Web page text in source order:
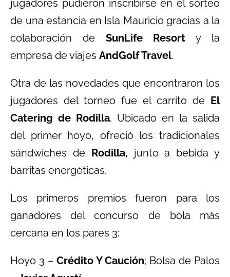
jugadores pudieron inscribirse en el sorteo
de una estancia en Isla Mauricio gracias a la
colaboración de SunLife Resort y la
empresa de viajes AndGolf Travel.
Otra de las novedades que encontraron los
jugadores del torneo fue el carrito de El
Catering de Rodilla. Ubicado en la salida
del primer hoyo, ofreció los tradicionales
sándwiches de Rodilla, junto a bebida y
barritas energéticas.
Los primeros premios fueron para los
ganadores del concurso de bola más
cercana en los pares 3:
Hoyo 3 – Crédito Y Caución; Bolsa de Palos